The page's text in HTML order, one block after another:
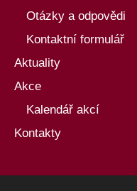
Otázky a odpovědi
Kontaktní formulář
Aktuality
Akce
Kalendář akcí
Kontakty